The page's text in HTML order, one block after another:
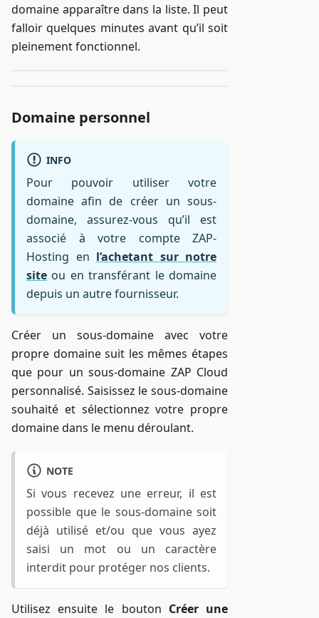
domaine apparaître dans la liste. Il peut
falloir quelques minutes avant qu’il soit
pleinement fonctionnel.
Domaine personnel
INFO
Pour pouvoir utiliser votre
domaine afin de créer un sous-
domaine, assurez-vous qu’il est
associé à votre compte ZAP-
Hosting en l’achetant sur notre
site ou en transférant le domaine
depuis un autre fournisseur.
Créer un sous-domaine avec votre
propre domaine suit les mêmes étapes
que pour un sous-domaine ZAP Cloud
personnalisé. Saisissez le sous-domaine
souhaité et sélectionnez votre propre
domaine dans le menu déroulant.
NOTE
Si vous recevez une erreur, il est
possible que le sous-domaine soit
déjà utilisé et/ou que vous ayez
saisi un mot ou un caractère
interdit pour protéger nos clients.
Utilisez ensuite le bouton Créer une